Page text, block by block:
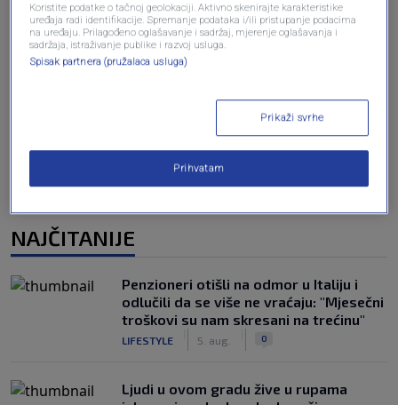
Oglas
NAJČITANIJE
Penzioneri otišli na odmor u Italiju i
odlučili da se više ne vraćaju: "Mjesečni
troškovi su nam skresani na trećinu"
LIFESTYLE 5. aug. 0
Ljudi u ovom gradu žive u rupama
Koristite podatke o tačnoj geolokaciji. Aktivno skenirajte karakteristike
uređaja radi identifikacije. Spremanje podataka i/ili pristupanje podacima
na uređaju. Prilagođeno oglašavanje i sadržaj, mjerenje oglašavanja i
sadržaja, istraživanje publike i razvoj usluga.
Spisak partnera (pružalaca usluga)
Prikaži svrhe
Prihvatam